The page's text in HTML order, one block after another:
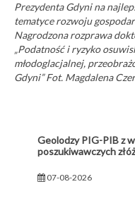
Prezydenta Gdyni na
tematyce rozwoju
Nagrodzona rozprawa
„Podatność i ryzyko
młodoglacjalnej,
Gdyni” Fot. Magdalena
Geolodzy PIG-PIB z
poszukiwawczych
07-08-2026